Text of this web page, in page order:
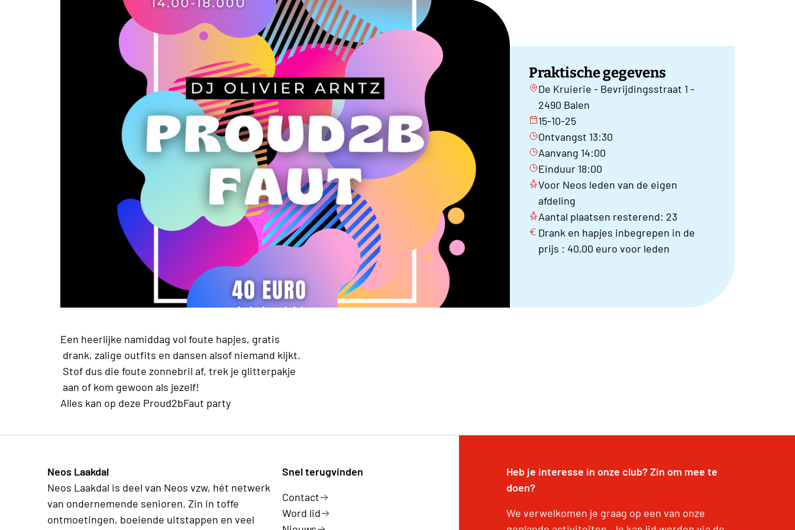
Praktische gegevens
De Kruierie - Bevrijdingsstraat 1 -
2490 Balen
15-10-25
Ontvangst 13:30
Aanvang 14:00
Einduur 18:00
Voor Neos leden van de eigen
afdeling
Aantal plaatsen resterend: 23
Drank en hapjes inbegrepen in de
prijs : 40,00 euro voor leden
Een heerlijke namiddag vol foute hapjes, gratis
drank, zalige outfits en dansen alsof niemand kijkt.
Stof dus die foute zonnebril af, trek je glitterpakje
aan of kom gewoon als jezelf!
Alles kan op deze Proud2bFaut party
Neos Laakdal
Neos Laakdal is deel van Neos vzw, hét netwerk
van ondernemende senioren. Zin in toffe
ontmoetingen, boeiende uitstappen en veel
Snel terugvinden
Contact
Word lid
Heb je interesse in onze club? Zin om mee te
doen?
We verwelkomen je graag op een van onze